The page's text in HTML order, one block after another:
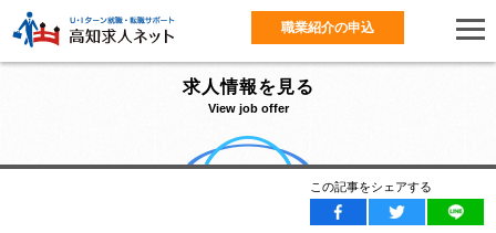
職業紹介の申込
求人情報を見る
View job offer
この記事をシェアする